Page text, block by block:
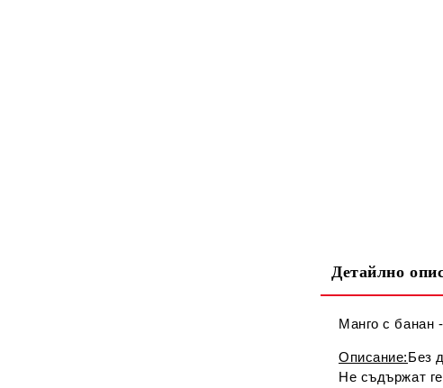
Детайлно
Манго с банан
Описание:Без
Не съдържат